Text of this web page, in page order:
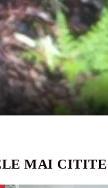
MAI CITITE